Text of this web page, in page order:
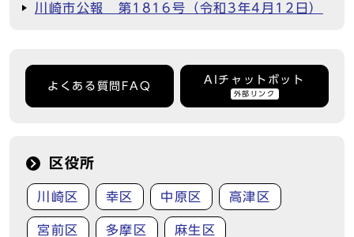
川崎市公報 第1816号（令和3年4月12日）
よくある質問FAQ
AIチャットボット
外部リンク
区役所
川崎区 幸区 中原区 高津区
宮前区 多摩区 麻生区